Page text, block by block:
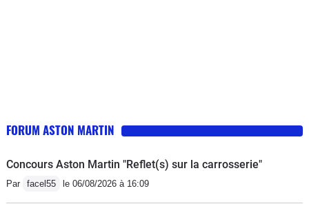
FORUM ASTON MARTIN
Concours Aston Martin "Reflet(s) sur la carrosserie"
Par facel55 le 06/08/2026 à 16:09